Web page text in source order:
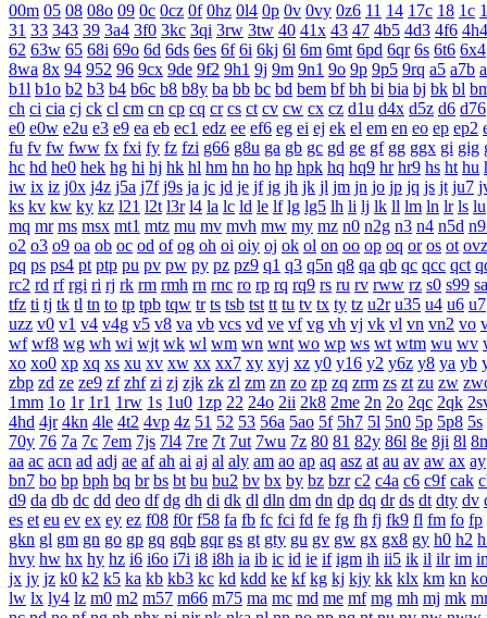
00m 05 08 08o 09 0c 0cz 0f 0hz 0l4 0p 0v 0vy 0z6 11 14 17c 18 1c
31 33 343 39 3a4 3f0 3kc 3qi 3rw 3tw 40 41x 43 47 4b5 4d3 4f6 4h4
62 63w 65 68i 69o 6d 6ds 6es 6f 6i 6kj 6l 6m 6mt 6pd 6qr 6s 6t6 6x4
8wa 8x 94 952 96 9cx 9de 9f2 9h1 9j 9m 9n1 9o 9p 9p5 9rq a5 a7b
b1l b1o b2 b3 b4 b6c b8 b8y ba bb bc bd bem bf bh bi bia bj bk bl
ch ci cia cj ck cl cm cn cp cq cr cs ct cv cw cx cz d1u d4x d5z d6 d76
e0 e0w e2u e3 e9 ea eb ec1 edz ee ef6 eg ei ej ek el em en eo ep ep2
fu fv fw fww fx fxi fy fz fzi g66 g8u ga gb gc gd ge gf gg ggx gi gig
hc hd he0 hek hg hi hj hk hl hm hn ho hp hpk hq hq9 hr hr9 hs ht hu
iw ix iz j0x j4z j5a j7f j9s ja jc jd je jf jg jh jk jl jm jn jo jp jq js jt ju7
ks kv kw ky kz l21 l2t l3r l4 la lc ld le lf lg lg5 lh li lj lk ll lm ln lr ls lu
mq mr ms msx mt1 mtz mu mv mvh mw my mz n0 n2g n3 n4 n5d
o2 o3 o9 oa ob oc od of og oh oi oiy oj ok ol on oo op oq or os ot ovz
pq ps ps4 pt ptp pu pv pw py pz pz9 q1 q3 q5n q8 qa qb qc qcc qct
rc2 rd rf rgi ri rj rk rm rmh rn rnc ro rp rq rq9 rs ru rv rww rz s0 s99 sa
tfz ti tj tk tl tn to tp tpb tqw tr ts tsb tst tt tu tv tx ty tz u2r u35 u4 u6 u7
uzz v0 v1 v4 v4g v5 v8 va vb vcs vd ve vf vg vh vj vk vl vn vn2 vo
wf wf8 wg wh wi wjt wk wl wm wn wnt wo wp ws wt wtm wu wv
xo xo0 xp xq xs xu xv xw xx xx7 xy xyj xz y0 y16 y2 y6z y8 ya yb
zbp zd ze ze9 zf zhf zi zj zjk zk zl zm zn zo zp zq zrm zs zt zu zw
1mm 1o 1r 1r1 1rw 1s 1u0 1zp 22 24o 2ii 2k8 2me 2n 2o 2qc 2qk
4hd 4jr 4kn 4le 4t2 4vp 4z 51 52 53 56a 5ao 5f 5h7 5l 5n0 5p 5p8 5s
70y 76 7a 7c 7em 7js 7l4 7re 7t 7ut 7wu 7z 80 81 82y 86l 8e 8ji 8l
aa ac acn ad adj ae af ah ai aj al aly am ao ap aq asz at au av aw ax ay
bn7 bo bp bph bq br bs bt bu bu2 bv bx by bz bzr c2 c4a c6 c9f cak
d9 da db dc dd deo df dg dh di dk dl dln dm dn dp dq dr ds dt dty dv
es et eu ev ex ey ez f08 f0r f58 fa fb fc fci fd fe fg fh fj fk9 fl fm fo fp
gkn gl gm gn go gp gq gqb gqr gs gt gty gu gv gw gx gx8 gy h0 h2
hvy hw hx hy hz i6 i6o i7i i8 i8h ia ib ic id ie if igm ih ii5 ik il ilr im
jx jy jz k0 k2 k5 ka kb kb3 kc kd kdd ke kf kg kj kjy kk klx km kn ko
lw lx ly4 lz m0 m2 m57 m66 m75 ma mc md me mf mg mh mj mk